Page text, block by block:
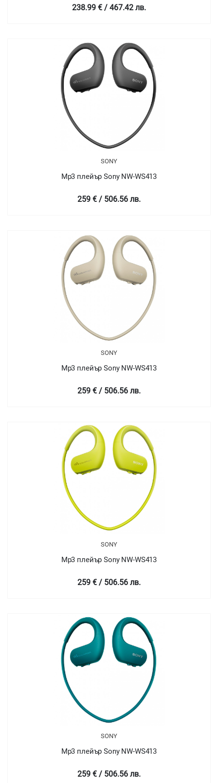
238.99 € / 467.42 лв.
SONY
Mp3 плейър Sony NW-WS413
259 € / 506.56 лв.
SONY
Mp3 плейър Sony NW-WS413
259 € / 506.56 лв.
SONY
Mp3 плейър Sony NW-WS413
259 € / 506.56 лв.
SONY
Mp3 плейър Sony NW-WS413
259 € / 506.56 лв.